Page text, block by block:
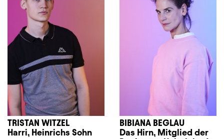
TRISTAN WITZEL
Harri, Heinrichs Sohn
BIBIANA BEGLAU
Das Hirn, Mitglied der